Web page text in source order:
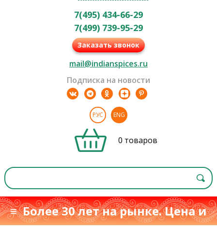
7(495) 434-66-29
7(499) 739-95-29
Заказать звонок
mail@indianspices.ru
Подписка на новости
РУС ENG
0 товаров
≡ Более 30 лет на рынке. Цена и